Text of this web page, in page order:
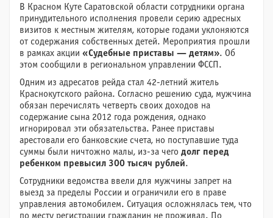
В Красном Куте Саратовской области сотрудники органа
принудительного исполнения провели серию адресных
визитов к местным жителям, которые годами уклоняются
от содержания собственных детей. Мероприятия прошли
в рамках акции «Судебные приставы — детям». Об
этом сообщили в региональном управлении ФССП.
Одним из адресатов рейда стал 42-летний житель
Краснокутского района. Согласно решению суда, мужчина
обязан перечислять четверть своих доходов на
содержание сына 2012 года рождения, однако
игнорировал эти обязательства. Ранее приставы
арестовали его банковские счета, но поступавшие туда
суммы были ничтожно малы, из-за чего долг перед
ребенком превысил 300 тысяч рублей.
Сотрудники ведомства ввели для мужчины запрет на
выезд за пределы России и ограничили его в праве
управления автомобилем. Ситуация осложнялась тем, что
по месту регистрации гражданин не проживал. По